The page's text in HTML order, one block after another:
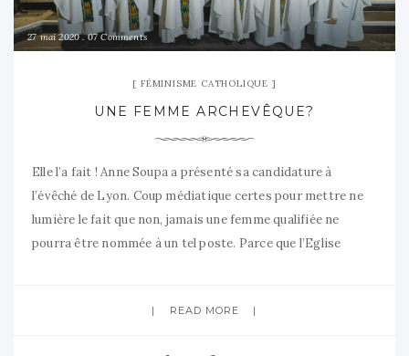
27 mai 2020 07 Comments
FÉMINISME CATHOLIQUE
UNE FEMME ARCHEVÊQUE?
Elle l’a fait ! Anne Soupa a présenté sa candidature à
l’évêché de Lyon. Coup médiatique certes pour mettre ne
lumière le fait que non, jamais une femme qualifiée ne
pourra être nommée à un tel poste. Parce que l’Eglise
READ MORE